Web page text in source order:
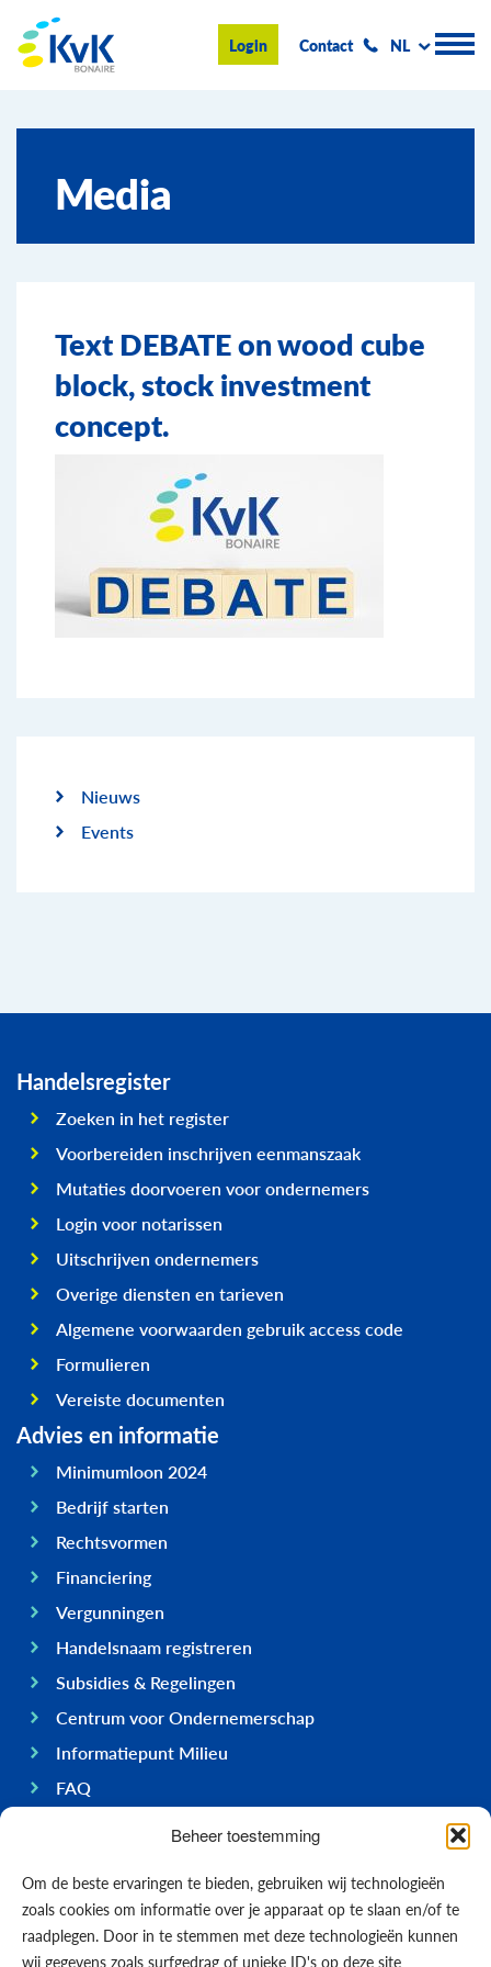
Beheer toestemming
Om de beste ervaringen te bieden, gebruiken wij technologieën
zoals cookies om informatie over je apparaat op te slaan en/of te
raadplegen. Door in te stemmen met deze technologieën kunnen
wij gegevens zoals surfgedrag of unieke ID's op deze site
KvK Bonaire
Login Contact NL
Advies en informatie
Ondernemen op Bonaire
Nieuws & Events
Zoeken
Media
Text DEBATE on wood cube
block, stock investment
concept.
Nieuws
Events
Handelsregister
Zoeken in het register
Voorbereiden inschrijven eenmanszaak
Mutaties doorvoeren voor ondernemers
Login voor notarissen
Uitschrijven ondernemers
Overige diensten en tarieven
Algemene voorwaarden gebruik access code
Formulieren
Vereiste documenten
Advies en informatie
Minimumloon 2024
Bedrijf starten
Rechtsvormen
Financiering
Vergunningen
Handelsnaam registreren
Subsidies & Regelingen
Centrum voor Ondernemerschap
Informatiepunt Milieu
FAQ
Ondernemen op Bonaire
Economie
Regering